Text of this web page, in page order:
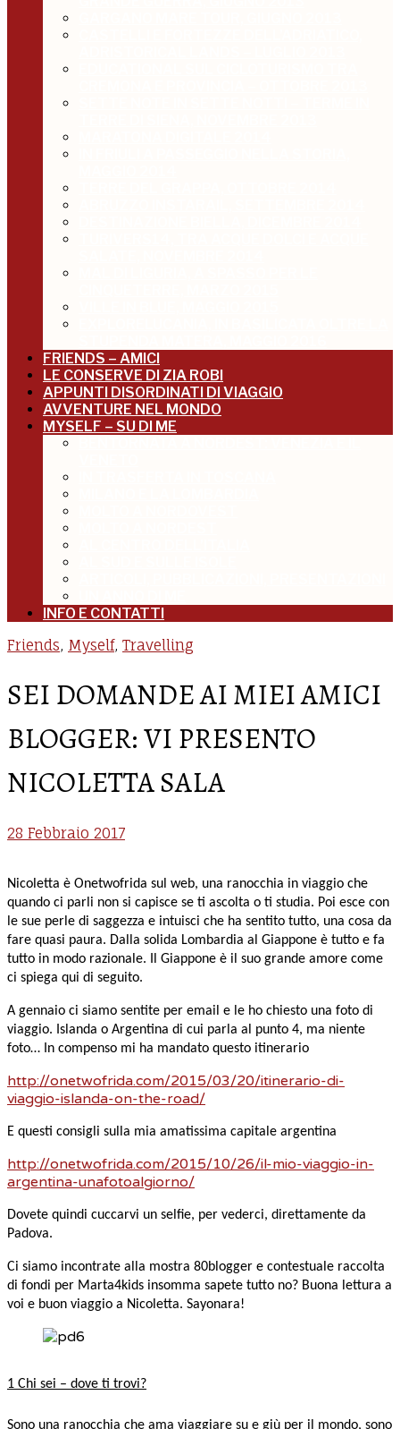
FRIENDS – AMICI
LE CONSERVE DI ZIA ROBI
APPUNTI DISORDINATI DI VIAGGIO
AVVENTURE NEL MONDO
MYSELF – SU DI ME
INFO E CONTATTI
Friends, Myself, Travelling
SEI DOMANDE AI MIEI AMICI
BLOGGER: VI PRESENTO
NICOLETTA SALA
28 Febbraio 2017
Nicoletta è Onetwofrida sul web, una ranocchia in viaggio che
quando ci parli non si capisce se ti ascolta o ti studia. Poi esce con
le sue perle di saggezza e intuisci che ha sentito tutto, una cosa da
fare quasi paura. Dalla solida Lombardia al Giappone è tutto e fa
tutto in modo razionale. Il Giappone è il suo grande amore come
ci spiega qui di seguito.
A gennaio ci siamo sentite per email e le ho chiesto una foto di
viaggio. Islanda o Argentina di cui parla al punto 4, ma niente
foto… In compenso mi ha mandato questo itinerario
http://onetwofrida.com/2015/03/20/itinerario-di-
viaggio-islanda-on-the-road/
E questi consigli sulla mia amatissima capitale argentina
http://onetwofrida.com/2015/10/26/il-mio-viaggio-in-
argentina-unafotoalgiorno/
Dovete quindi cuccarvi un selfie, per vederci, direttamente da
Padova.
Ci siamo incontrate alla mostra 80blogger e contestuale raccolta
di fondi per Marta4kids insomma sapete tutto no? Buona lettura a
voi e buon viaggio a Nicoletta. Sayonara!
1 Chi sei – dove ti trovi?
Sono una ranocchia che ama viaggiare su e giù per il mondo, sono